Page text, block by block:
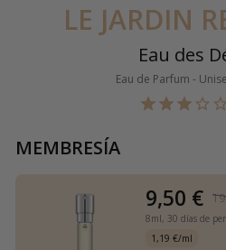
LE JARDIN
Eau des
Eau de Parfum -
MEMBRESÍA
9,50 €
8ml, 30 días de
1,19 €/ml